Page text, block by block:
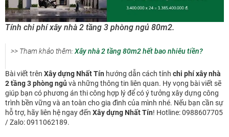
Tính chi phí xây nhà 2 tầng 3 phòng ngủ 80m2.
>> Tham khảo thêm:Xây nhà 2 tầng 80m2 hết bao nhiêu tiền?
Bài viết trên Xây dựng Nhất Tín hướng dẫn cách tính chi phí xây nhà
2 tầng 3 phòng ngủ và những thông tin liên quan. Hy vọng bài viết sẽ
giúp bạn có phương án thi công hợp lý để có ý tưởng xây dựng công
trình bền vững và an toàn cho gia đình của mình nhé. Nếu bạn cần sự
hỗ trợ, hãy liên hệ ngay đến Xây dựng Nhất Tín! Hotline: 0988607705
/ Zalo: 0911062189.